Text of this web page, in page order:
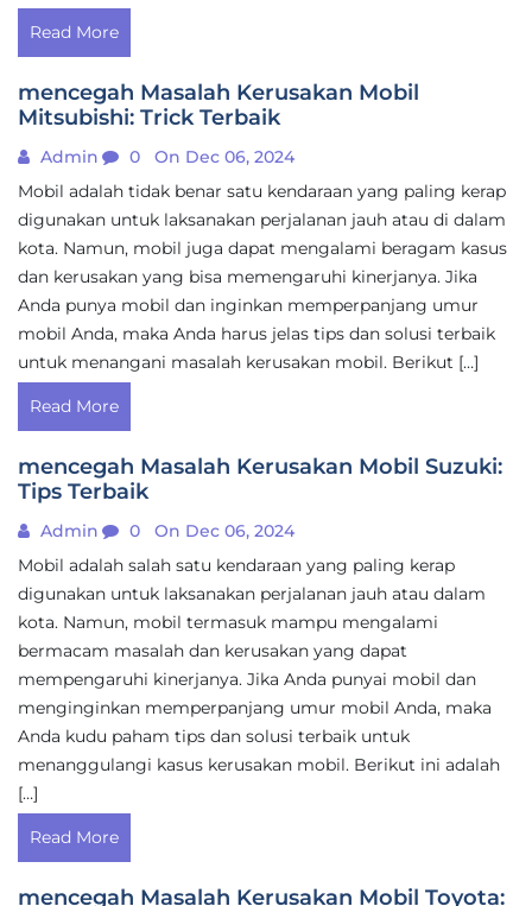
Read More
mencegah Masalah Kerusakan Mobil
Mitsubishi: Trick Terbaik
Admin 0
On Dec 06, 2024
Mobil adalah tidak benar satu kendaraan yang paling kerap
digunakan untuk laksanakan perjalanan jauh atau di dalam
kota. Namun, mobil juga dapat mengalami beragam kasus
dan kerusakan yang bisa memengaruhi kinerjanya. Jika
Anda punya mobil dan inginkan memperpanjang umur
mobil Anda, maka Anda harus jelas tips dan solusi terbaik
untuk menangani masalah kerusakan mobil. Berikut […]
Read More
mencegah Masalah Kerusakan Mobil Suzuki:
Tips Terbaik
Admin 0
On Dec 06, 2024
Mobil adalah salah satu kendaraan yang paling kerap
digunakan untuk laksanakan perjalanan jauh atau dalam
kota. Namun, mobil termasuk mampu mengalami
bermacam masalah dan kerusakan yang dapat
mempengaruhi kinerjanya. Jika Anda punyai mobil dan
menginginkan memperpanjang umur mobil Anda, maka
Anda kudu paham tips dan solusi terbaik untuk
menanggulangi kasus kerusakan mobil. Berikut ini adalah
[…]
Read More
mencegah Masalah Kerusakan Mobil Toyota: